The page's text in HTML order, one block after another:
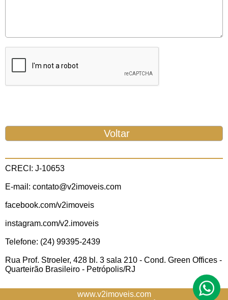
CRECI: J-10653
E-mail: contato@v2imoveis.com
facebook.com/v2imoveis
instagram.com/v2.imoveis
Telefone: (24) 99395-2439
Rua Prof. Stroeler, 428 bl. 3 sala 210 - Cond. Green Offices -
Quarteirão Brasileiro - Petrópolis/RJ
www.v2imoveis.com